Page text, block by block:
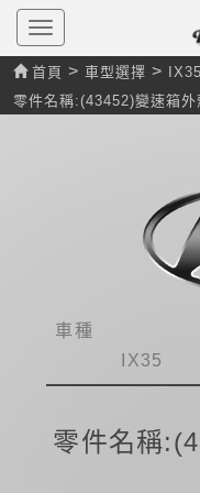
T
o
g
g
l
e
首頁 > 車型選擇 > IX35
零件名稱:(43452)變速箱外
車種
IX35
零件名稱